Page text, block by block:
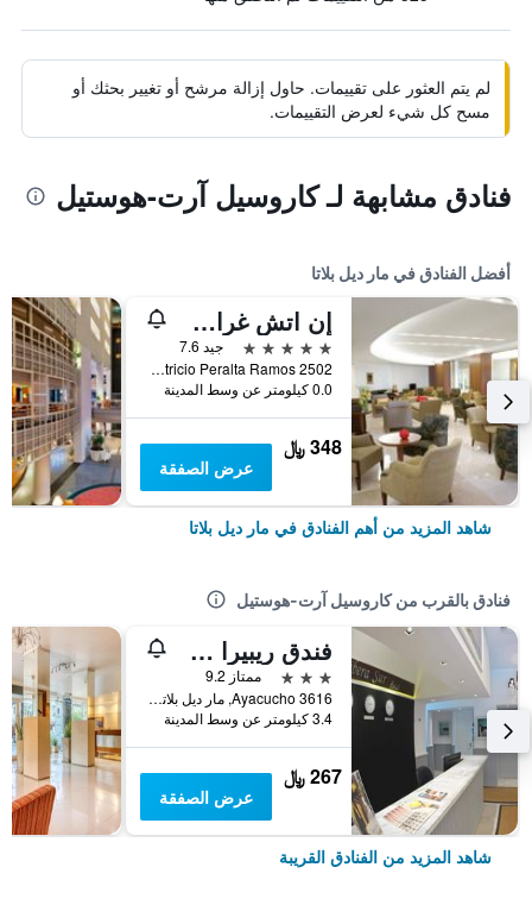
لم يتم العثور على تقييمات. حاول إزالة مرشح أو تغيير بحثك أو
مسح كل شيء لعرض التقييمات.
فنادق مشابهة لـ كاروسيل آرت-هوستيل
أفضل الفنادق في مار ديل بلاتا
إن اتش غران هوتيل بروفينسيال
5 نجوم
جيد 7.6
Patricio Peralta Ramos 2502, مار ديل بلاتا, محافظة بوينس أيرس, الأرجنتين
0.0 كيلومتر عن وسط المدينة
348 ﷼
عرض الصفقة
شاهد المزيد من أهم الفنادق في مار ديل بلاتا
فنادق بالقرب من كاروسيل آرت-هوستيل
فندق ريبيرا سور مار ديل بلاتا
3 نجوم
ممتاز 9.2
Ayacucho 3616, مار ديل بلاتا, محافظة بوينس أيرس, الأرجنتين
3.4 كيلومتر عن وسط المدينة
267 ﷼
عرض الصفقة
شاهد المزيد من الفنادق القريبة